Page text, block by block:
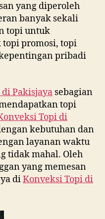
yang diperoleh
banyak sekali
topi untuk
promosi, topi
pribadi
diPakisjaya sebagian
topi
Topi di
kebutuhan dan
layanan waktu
tidak mahal. Oleh
yang memesan
diKonveksi Topi di